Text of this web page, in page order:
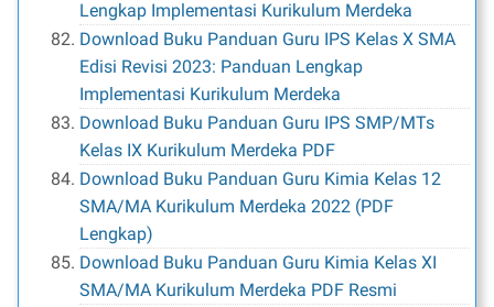
Lengkap Implementasi Kurikulum Merdeka
Download Buku Panduan Guru IPS Kelas X SMA
Edisi Revisi 2023: Panduan Lengkap
Implementasi Kurikulum Merdeka
Download Buku Panduan Guru IPS SMP/MTs
Kelas IX Kurikulum Merdeka PDF
Download Buku Panduan Guru Kimia Kelas 12
SMA/MA Kurikulum Merdeka 2022 (PDF
Lengkap)
Download Buku Panduan Guru Kimia Kelas XI
SMA/MA Kurikulum Merdeka PDF Resmi